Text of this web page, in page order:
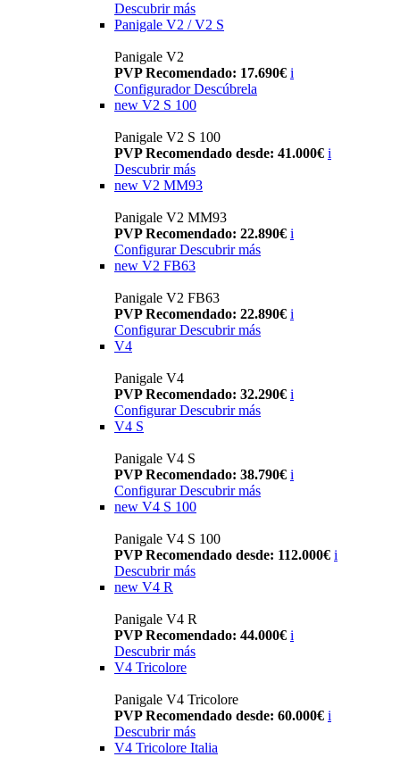
Descubrir más
Panigale V2 / V2 S
Panigale V2
PVP Recomendado: 17.690€ i
Configurador Descúbrela
new V2 S 100
Panigale V2 S 100
PVP Recomendado desde: 41.000€ i
Descubrir más
new V2 MM93
Panigale V2 MM93
PVP Recomendado: 22.890€ i
Configurar Descubrir más
new V2 FB63
Panigale V2 FB63
PVP Recomendado: 22.890€ i
Configurar Descubrir más
V4
Panigale V4
PVP Recomendado: 32.290€ i
Configurar Descubrir más
V4 S
Panigale V4 S
PVP Recomendado: 38.790€ i
Configurar Descubrir más
new V4 S 100
Panigale V4 S 100
PVP Recomendado desde: 112.000€ i
Descubrir más
new V4 R
Panigale V4 R
PVP Recomendado: 44.000€ i
Descubrir más
V4 Tricolore
Panigale V4 Tricolore
PVP Recomendado desde: 60.000€ i
Descubrir más
V4 Tricolore Italia